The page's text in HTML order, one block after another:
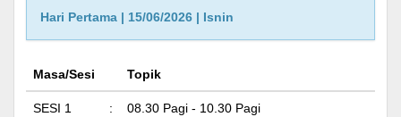
Hari Pertama | 15/06/2026 | Isnin
Masa/Sesi Topik
SESI 1 : 08.30 Pagi - 10.30 Pagi